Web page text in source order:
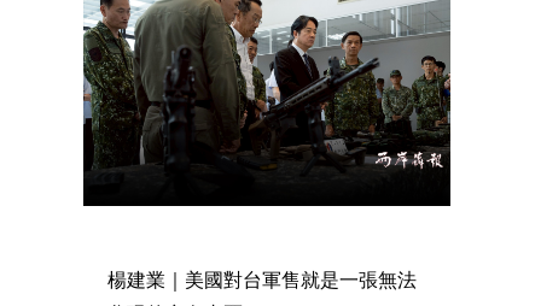
楊建業｜美國對台軍售就是一張無法